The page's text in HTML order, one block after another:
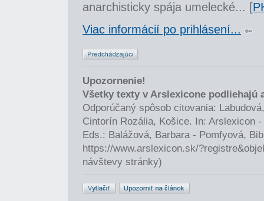
anarchisticky spája umelecké... [
Viac informácií po prihlásení...
Upozornenie!
Všetky texty v Arslexicone podliehajú
Odporúčaný spôsob citovania:
Cintorín Rozália, Košice. In: Arslexicon
Eds.: Balážová, Barbara - Pomfyová,
https://www.arslexicon.sk/
návštevy stránky)